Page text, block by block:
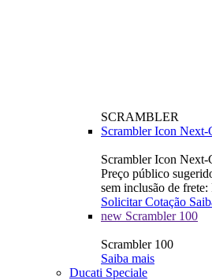
SCRAMBLER
Scrambler Icon Next-
Scrambler Icon Next-
Preço público
sem inclusão de
Solicitar Cotação
new Scrambler 100
Scrambler 100
Saiba mais
Ducati Speciale